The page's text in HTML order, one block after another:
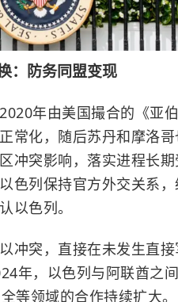
：防务同盟变现
年由美国撮合的《亚
常化，随后苏丹和摩洛
冲突影响，落实进程长期
色列保持官方外交关系
以色列。
冲突，直接在未发生直
年，以色列与阿联酋之
等领域的合作持续扩大。